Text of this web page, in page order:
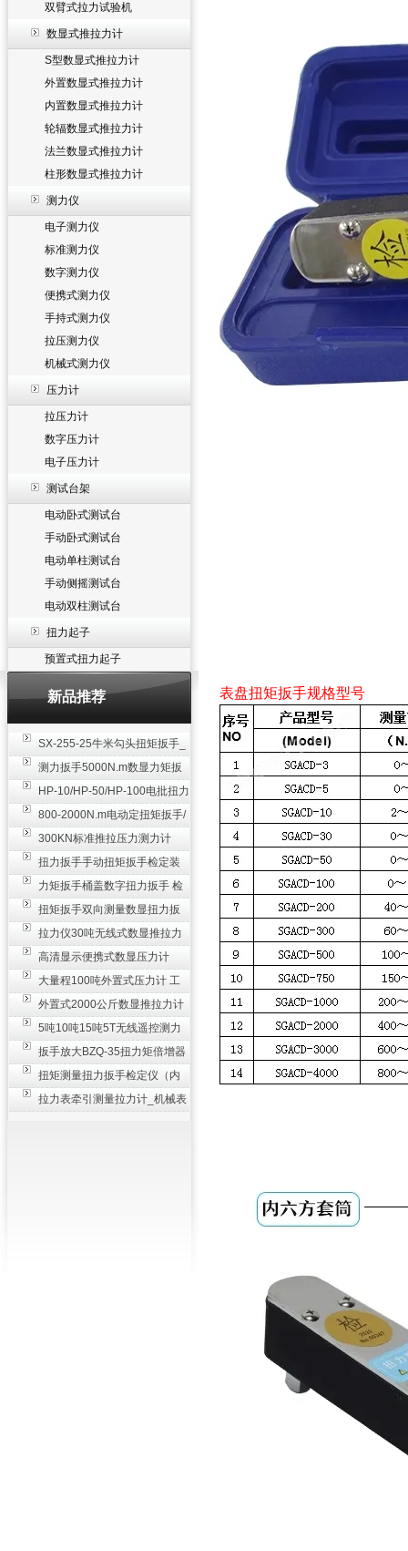
双臂式拉力试验机
数显式推拉力计
S型数显式推拉力计
外置数显式推拉力计
内置数显式推拉力计
轮辐数显式推拉力计
法兰数显式推拉力计
柱形数显式推拉力计
测力仪
电子测力仪
标准测力仪
数字测力仪
便携式测力仪
手持式测力仪
拉压测力仪
机械式测力仪
压力计
拉压力计
数字压力计
电子压力计
测试台架
电动卧式测试台
手动卧式测试台
电动单柱测试台
手动侧摇测试台
电动双柱测试台
扭力起子
预置式扭力起子
新品推荐
SX-255-25牛米勾头扭矩扳手_
螺栓紧固扭力扳手
测力扳手5000N.m数显力矩扳
手 非标扭力扳手工业级
HP-10/HP-50/HP-100电批扭力
测试仪,测量仪
800-2000N.m电动定扭矩扳手/
扭矩电动扳手
300KN标准推拉压力测力计
_0.3级数显压力仪
扭力扳手手动扭矩扳手检定装
置 50-100N扳手测量仪器
力矩扳手桶盖数字扭力扳手 检
测瓶盖拧紧扭矩工具
扭矩扳手双向测量数显扭力扳
手 2000N,m力矩扳手价格
拉力仪30吨无线式数显推拉力
计 数字显示测力计80T
高清显示便携式数显压力计
300N500n_手持电子测力计
大量程100吨外置式压力计 工
业用数显测力计价格
外置式2000公斤数显推拉力计
_数字拉力压力测试仪
5吨10吨15吨5T无线遥控测力
计_带遥控电子拉力计数显式
扳手放大BZQ-35扭力矩倍增器
_3500牛米扭力倍力器仪
扭矩测量扭力扳手检定仪（内
置打印） 扭矩检验仪器
拉力表牵引测量拉力计_机械表
表盘扭矩扳手规格型号